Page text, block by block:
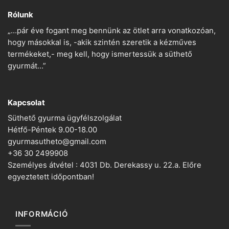
Rólunk
„…pár éve fogant meg bennünk az ötlet arra vonatkozóan,
hogy másokkal is, -akik szintén szeretik a kézműves
termékeket,- meg kell, hogy ismertessük a süthető
gyurmát…”
Kapcsolat
Süthető gyurma ügyfélszolgálat
Hétfő-Péntek 9.00-18.00
gyurmasutheto@gmail.com
+36 30 2499908
Személyes átvétel : 4031 Db. Derekassy u. 22.a. Előre
egyeztetett időpontban!
INFORMÁCIÓ